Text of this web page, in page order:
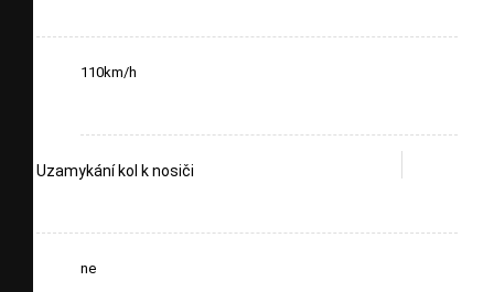
110km/h
Uzamykání kol k nosiči
ne